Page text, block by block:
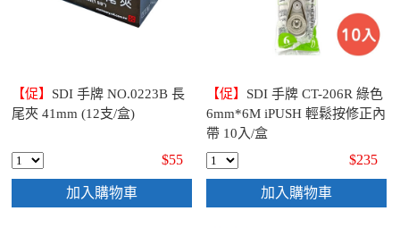
【促】 SDI 手牌 NO.0223B 長
尾夾 41mm (12支/盒)
$55
加入購物車
【促】 SDI 手牌 CT-206R 綠色
6mm*6M iPUSH 輕鬆按修正內
帶 10入/盒
$235
加入購物車